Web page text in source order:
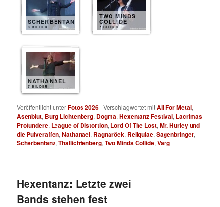
SCHERBENTANZ
8 BILDER
TWO MINDS
COLLIDE
7 BILDER
NATHANAEL
7 BILDER
Veröffentlicht unterFotos 2026 |Verschlagwortet mitAll For Metal,
Asenblut, Burg Lichtenberg, Dogma,Hexentanz Festival, Lacrimas
Profundere, League of Distortion, Lord Of The Lost,Mr. Hurley und
die Pulveraffen,Nathanael, Ragnaröek, Reliquiae,Sagenbringer,
Scherbentanz,Thallichtenberg,Two Minds Collide,Varg
Hexentanz: Letzte zwei
Bands stehen fest